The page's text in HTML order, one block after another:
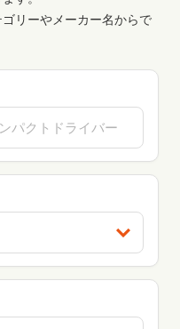
リーやメーカー名からで